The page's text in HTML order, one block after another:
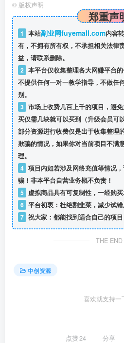
© 版权声明
郑重声
1 本站副业网fuyemall.com内容
有，不拥有所有权，不承担相关法律
益，请联系删除。
2 本平台仅收集整理各大网赚平台
不提供任何一对一教学指导，不做任
别。
3 市场上收费几百上千的项目，避
买仅需几块就可以买到（升级会员可
部分资源进行收费仅是出于收集整理
欺骗的情况，如果你对当前项目不满
理。
4 项目内如若涉及网络充值等情况
骗！非本平台自营业务概不负责！
5
虚拟商品具有可复制性，一经购
6 平台初衷：杜绝割韭菜，减少试错
7 祝大家：都能找到适合自己的项目
THE END
中创资源
喜欢就支持一
点赞24 分享